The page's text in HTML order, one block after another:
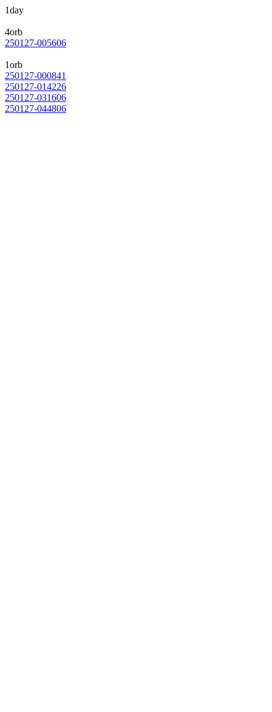
1day
4orb
250127-005606
1orb
250127-000841
250127-014226
250127-031606
250127-044806